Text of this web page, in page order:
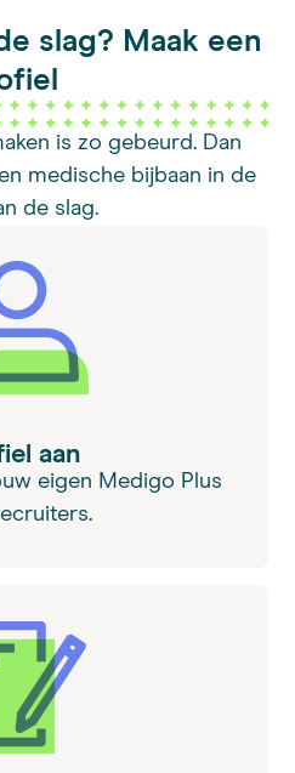
slag? Maak een
is zo gebeurd. Dan
medische bijbaan in de
de slag.
aan
eigen Medigo Plus